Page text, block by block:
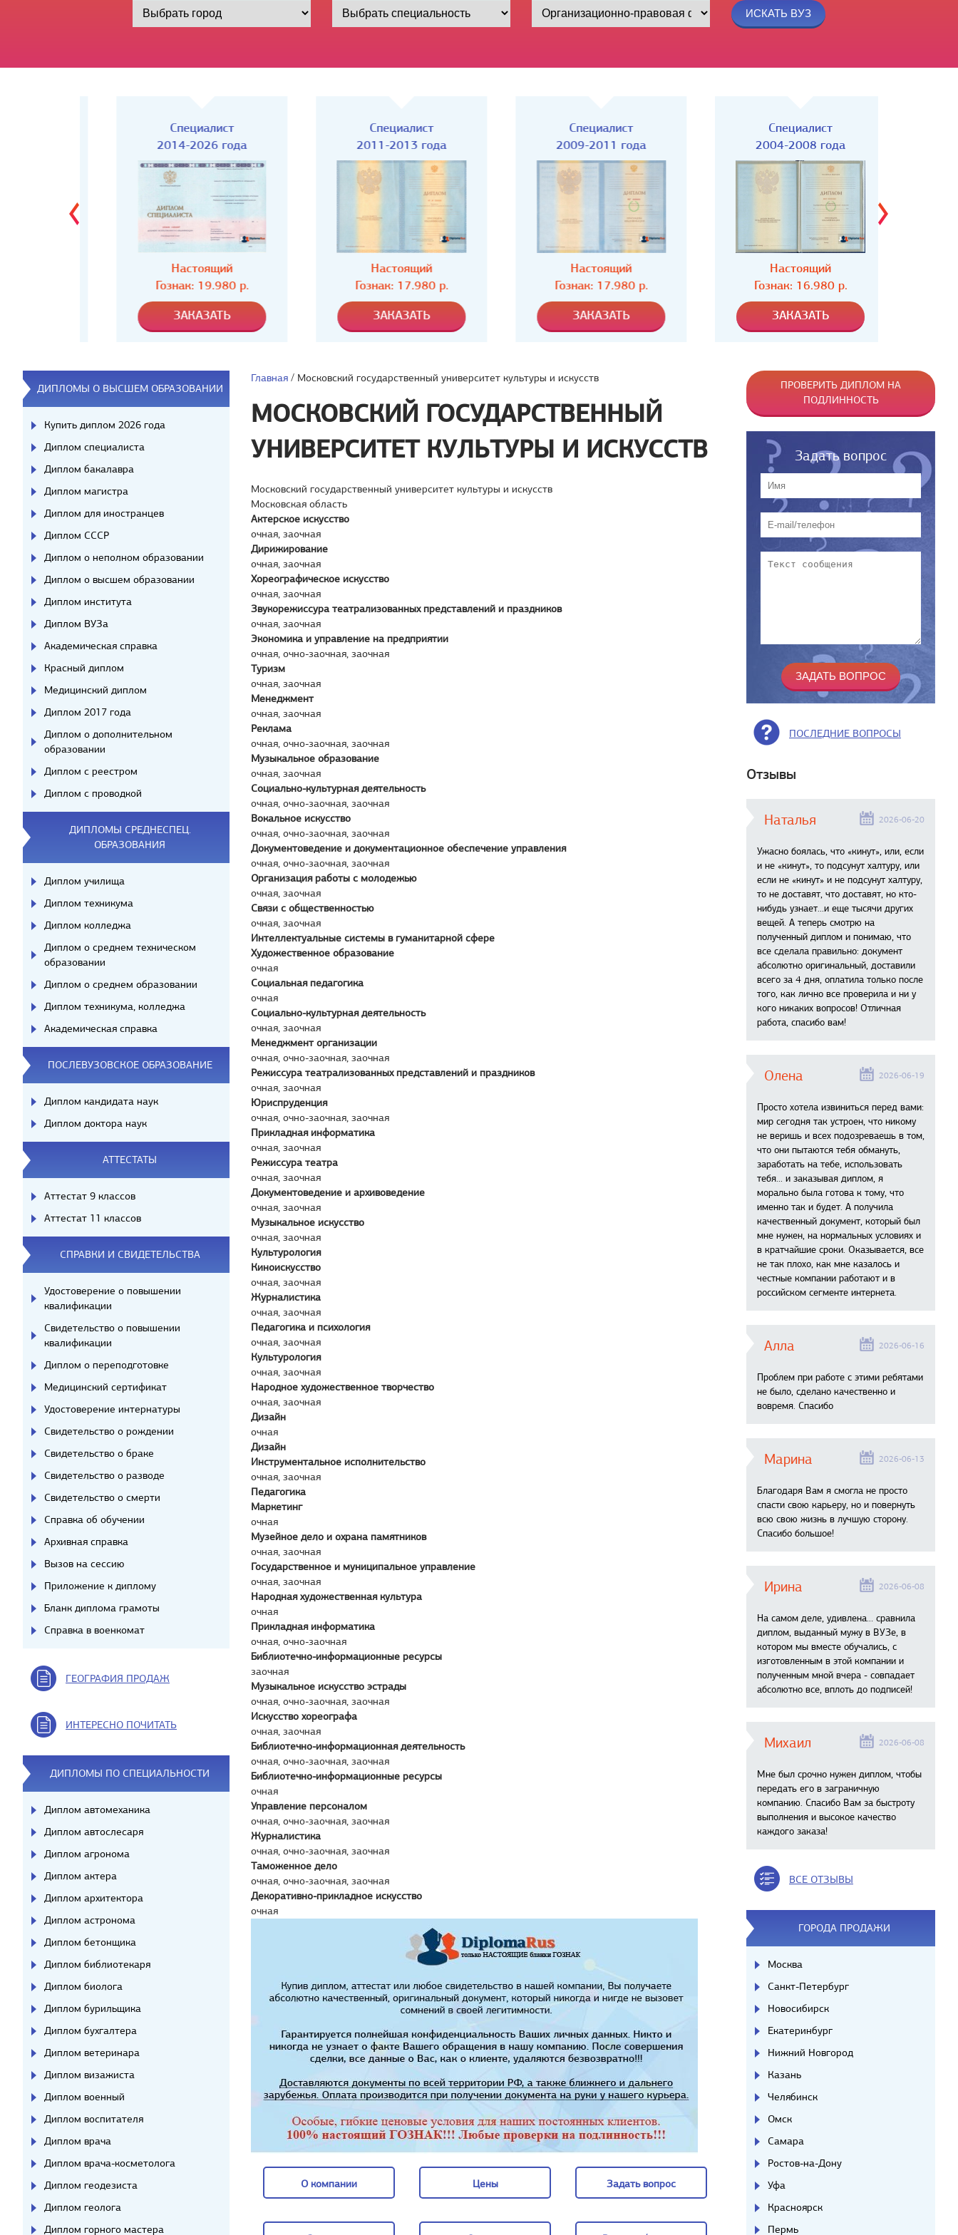
Специалист
2014-2026 года
Настоящий
Гознак: 19.980 р.
Специалист
2011-2013 года
Настоящий
Гознак: 17.980 р.
Специалист
2009-2011 года
Настоящий
Гознак: 17.980 р.
Специалист
2004-2008 года
Настоящий
Гознак: 16.980 р.
Главная / Московский государственный университет культуры и искусств
МОСКОВСКИЙ ГОСУДАРСТВЕННЫЙ
УНИВЕРСИТЕТ КУЛЬТУРЫ И ИСКУССТВ
Московский государственный университет культуры и искусств
Московская область
Актерское искусство
очная, заочная
Дирижирование
очная, заочная
Хореографическое искусство
очная, заочная
Звукорежиссура театрализованных представлений и праздников
очная, заочная
Экономика и управление на предприятии
очная, очно-заочная, заочная
Туризм
очная, заочная
Менеджмент
очная, заочная
Реклама
очная, очно-заочная, заочная
Музыкальное образование
очная, заочная
Социально-культурная деятельность
очная, очно-заочная, заочная
Вокальное искусство
очная, очно-заочная, заочная
Документоведение и документационное обеспечение управления
очная, очно-заочная, заочная
Организация работы с молодежью
очная, заочная
Связи с общественностью
очная, заочная
Интеллектуальные системы в гуманитарной сфере
Художественное образование
очная
Социальная педагогика
очная
Социально-культурная деятельность
очная, заочная
Менеджмент организации
очная, очно-заочная, заочная
Режиссура театрализованных представлений и праздников
очная, заочная
Юриспруденция
очная, очно-заочная, заочная
Прикладная информатика
очная, заочная
Режиссура театра
очная, заочная
Документоведение и архивоведение
очная, заочная
Музыкальное искусство
очная, заочная
Культурология
Киноискусство
очная, заочная
Журналистика
очная, заочная
Педагогика и психология
очная, заочная
Культурология
очная, заочная
Народное художественное творчество
очная, заочная
Дизайн
очная
Дизайн
Инструментальное исполнительство
очная, заочная
Педагогика
Маркетинг
очная
Музейное дело и охрана памятников
очная, заочная
Государственное и муниципальное управление
очная, заочная
Народная художественная культура
очная
Прикладная информатика
очная, очно-заочная
Библиотечно-информационные ресурсы
заочная
Музыкальное искусство эстрады
очная, очно-заочная, заочная
Искусство хореографа
очная, заочная
Библиотечно-информационная деятельность
очная, очно-заочная, заочная
Библиотечно-информационные ресурсы
очная
Управление персоналом
очная, очно-заочная, заочная
Журналистика
очная, очно-заочная, заочная
Таможенное дело
очная, очно-заочная, заочная
Декоративно-прикладное искусство
очная
О компании Цены Задать вопрос
ДИПЛОМЫ О ВЫСШЕМ ОБРАЗОВАНИИ
Купить диплом 2026 года
Диплом специалиста
Диплом бакалавра
Диплом магистра
Диплом для иностранцев
Диплом СССР
Диплом о неполном образовании
Диплом о высшем образовании
Диплом института
Диплом ВУЗа
Академическая справка
Красный диплом
Медицинский диплом
Диплом 2017 года
Диплом о дополнительном
образовании
Диплом с реестром
Диплом с проводкой
ДИПЛОМЫ СРЕДНЕСПЕЦ.
ОБРАЗОВАНИЯ
Диплом училища
Диплом техникума
Диплом колледжа
Диплом о среднем техническом
образовании
Диплом о среднем образовании
Диплом техникума, колледжа
Академическая справка
ПОСЛЕВУЗОВСКОЕ ОБРАЗОВАНИЕ
Диплом кандидата наук
Диплом доктора наук
АТТЕСТАТЫ
Аттестат 9 классов
Аттестат 11 классов
СПРАВКИ И СВИДЕТЕЛЬСТВА
Удостоверение о повышении
квалификации
Свидетельство о повышении
квалификации
Диплом о переподготовке
Медицинский сертификат
Удостоверение интернатуры
Свидетельство о рождении
Свидетельство о браке
Свидетельство о разводе
Свидетельство о смерти
Справка об обучении
Архивная справка
Вызов на сессию
Приложение к диплому
Бланк диплома грамоты
Справка в военкомат
ГЕОГРАФИЯ ПРОДАЖ
ИНТЕРЕСНО ПОЧИТАТЬ
ДИПЛОМЫ ПО СПЕЦИАЛЬНОСТИ
Диплом автомеханика
Диплом автослесаря
Диплом агронома
Диплом актера
Диплом архитектора
Диплом астронома
Диплом бетонщика
Диплом библиотекаря
Диплом биолога
Диплом бурильщика
Диплом бухгалтера
Диплом ветеринара
Диплом визажиста
Диплом военный
Диплом воспитателя
Диплом врача
Диплом врача-косметолога
Диплом геодезиста
Диплом геолога
Диплом горного мастера
ПРОВЕРИТЬ ДИПЛОМ НА
ПОДЛИННОСТЬ
Задать вопрос
ПОСЛЕДНИЕ ВОПРОСЫ
Отзывы
Наталья 2026-06-20
Ужасно боялась, что «кинут», или, если
и не «кинут», то подсунут халтуру, или
если не «кинут» и не подсунут халтуру,
то не доставят, что доставят, но кто-
нибудь узнает...и еще тысячи других
вещей. А теперь смотрю на
полученный диплом и понимаю, что
все сделала правильно: документ
абсолютно оригинальный, доставили
всего за 4 дня, оплатила только после
того, как лично все проверила и ни у
кого никаких вопросов! Отличная
работа, спасибо вам!
Олена 2026-06-19
Просто хотела извиниться перед вами:
мир сегодня так устроен, что никому
не веришь и всех подозреваешь в том,
что они пытаются тебя обмануть,
заработать на тебе, использовать
тебя... и заказывая диплом, я
морально была готова к тому, что
именно так и будет. А получила
качественный документ, который был
мне нужен, на нормальных условиях и
в кратчайшие сроки. Оказывается, все
не так плохо, как мне казалось и
честные компании работают и в
российском сегменте интернета.
Алла 2026-06-16
Проблем при работе с этими ребятами
не было, сделано качественно и
вовремя. Спасибо
Марина 2026-06-13
Благодаря Вам я смогла не просто
спасти свою карьеру, но и повернуть
всю свою жизнь в лучшую сторону.
Спасибо большое!
Ирина 2026-06-08
На самом деле, удивлена… сравнила
диплом, выданный мужу в ВУЗе, в
котором мы вместе обучались, с
изготовленным в этой компании и
полученным мной вчера - совпадает
абсолютно все, вплоть до подписей!
Михаил 2026-06-08
Мне был срочно нужен диплом, чтобы
передать его в заграничную
компанию. Спасибо Вам за быстроту
выполнения и высокое качество
каждого заказа!
ВСЕ ОТЗЫВЫ
ГОРОДА ПРОДАЖИ
Москва
Санкт-Петербург
Новосибирск
Екатеринбург
Нижний Новгород
Казань
Челябинск
Омск
Самара
Ростов-на-Дону
Уфа
Красноярск
Пермь